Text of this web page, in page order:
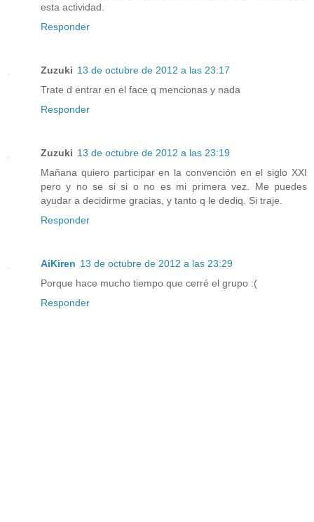
esta actividad.
Responder
Zuzuki 13 de octubre de 2012 a las 23:17
Trate d entrar en el face q mencionas y nada
Responder
Zuzuki 13 de octubre de 2012 a las 23:19
Mañana quiero participar en la convención en el siglo XXI
pero y no se si si o no es mi primera vez. Me puedes
ayudar a decidirme gracias, y tanto q le dediq. Si traje.
Responder
AiKiren 13 de octubre de 2012 a las 23:29
Porque hace mucho tiempo que cerré el grupo :(
Responder